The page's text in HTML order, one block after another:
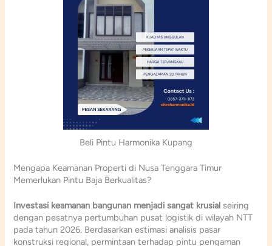
Beli Pintu Harmonika Kupang
Mengapa Keamanan Properti di Nusa Tenggara Timur
Memerlukan Pintu Baja Berkualitas?
Investasi keamanan bangunan menjadi sangat krusial seiring
dengan pesatnya pertumbuhan pusat logistik di wilayah NTT
pada tahun 2026. Berdasarkan estimasi analisis pasar
konstruksi regional, permintaan terhadap pintu pengaman